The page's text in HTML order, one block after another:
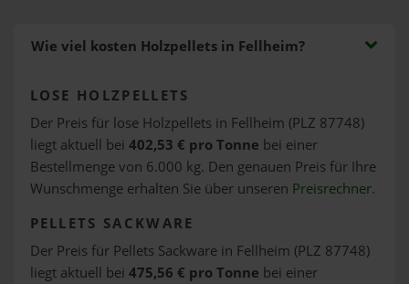
Wie viel kosten Holzpellets in Fellheim?
LOSE HOLZPELLETS
Der Preis für lose Holzpellets in Fellheim (PLZ 87748)
liegt aktuell bei 402,53 € pro Tonne bei einer
Bestellmenge von 6.000 kg. Den genauen Preis für Ihre
Wunschmenge erhalten Sie über unseren Preisrechner.
PELLETS SACKWARE
Der Preis für Pellets Sackware in Fellheim (PLZ 87748)
liegt aktuell bei 475,56 € pro Tonne bei einer